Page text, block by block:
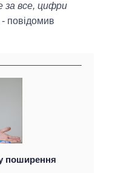
за все, цифри
- повідомив
поширення